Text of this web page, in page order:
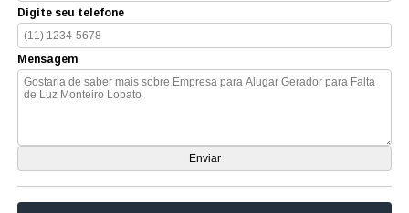
Digite seu telefone
Mensagem